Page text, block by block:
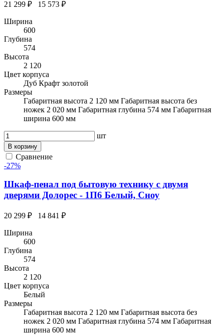
21 299 ₽ 15 573 ₽
Ширина
600
Глубина
574
Высота
2 120
Цвет корпуса
Дуб Крафт золотой
Размеры
Габаритная высота 2 120 мм Габаритная высота без
ножек 2 020 мм Габаритная глубина 574 мм Габаритная
ширина 600 мм
шт
В корзину
Сравнение
-27%
Шкаф-пенал под бытовую технику с двумя
дверями Долорес - 1П6 Белый, Сноу
20 299 ₽ 14 841 ₽
Ширина
600
Глубина
574
Высота
2 120
Цвет корпуса
Белый
Размеры
Габаритная высота 2 120 мм Габаритная высота без
ножек 2 020 мм Габаритная глубина 574 мм Габаритная
ширина 600 мм